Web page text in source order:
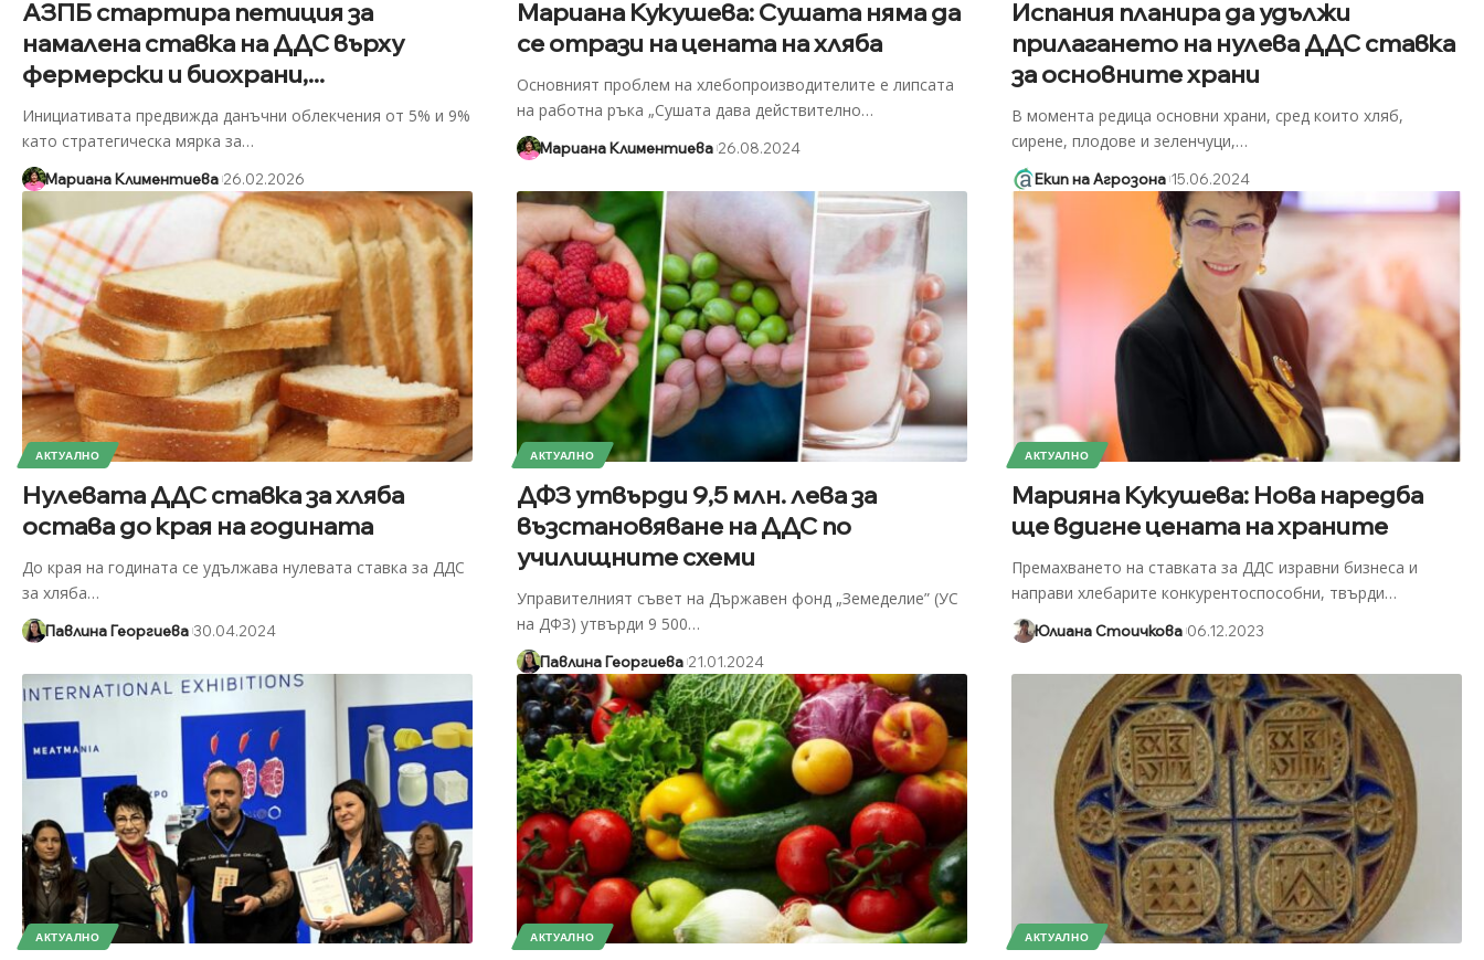
АЗПБ стартира петиция за
намалена ставка на ДДС върху
фермерски и биохрани,...
Инициативата предвижда данъчни облекчения от 5% и 9%
като стратегическа мярка за…
Мариана Климентиева 26.02.2026
Мариана Кукушева: Сушата няма да
се отрази на цената на хляба
Основният проблем на хлебопроизводителите е липсата
на работна ръка „Сушата дава действително…
Мариана Климентиева 26.08.2024
Испания планира да удължи
прилагането на нулева ДДС ставка
за основните храни
В момента редица основни храни, сред които хляб,
сирене, плодове и зеленчуци,…
Екип на Агрозона 15.06.2024
АКТУАЛНО
Нулевата ДДС ставка за хляба
остава до края на годината
До края на годината се удължава нулевата ставка за ДДС
за хляба…
Павлина Георгиева 30.04.2024
АКТУАЛНО
ДФЗ утвърди 9,5 млн. лева за
възстановяване на ДДС по
училищните схеми
Управителният съвет на Държавен фонд „Земеделие” (УС
на ДФЗ) утвърди 9 500…
Павлина Георгиева 21.01.2024
АКТУАЛНО
Марияна Кукушева: Нова наредба
ще вдигне цената на храните
Премахването на ставката за ДДС изравни бизнеса и
направи хлебарите конкурентоспособни, твърди…
Юлиана Стоичкова 06.12.2023
АКТУАЛНО АКТУАЛНО АКТУАЛНО